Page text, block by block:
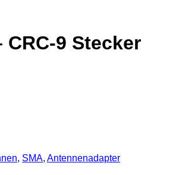
9 Stecker
, SMA, Antennenadapter